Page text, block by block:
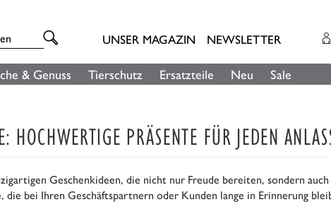
UNSER MAGAZIN NEWSLETTER
& Genuss Tierschutz Ersatzteile Neu Sale
PRÄSENTE FÜR JEDEN
Geschenkideen, die nicht nur Freude bereiten, sondern
die bei Ihren Geschäftspartnern oder Kunden lange in Erinnerung